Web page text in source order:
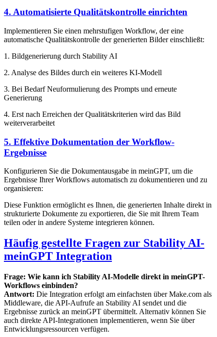
4. Automatisierte Qualitätskontrolle einrichten
Implementieren Sie einen mehrstufigen Workflow, der eine
automatische Qualitätskontrolle der generierten Bilder einschließt:
1. Bildgenerierung durch Stability AI
2. Analyse des Bildes durch ein weiteres KI-Modell
3. Bei Bedarf Neuformulierung des Prompts und erneute
Generierung
4. Erst nach Erreichen der Qualitätskriterien wird das Bild
weiterverarbeitet
5. Effektive Dokumentation der Workflow-
Ergebnisse
Konfigurieren Sie die Dokumentausgabe in meinGPT, um die
Ergebnisse Ihrer Workflows automatisch zu dokumentieren und zu
organisieren:
Diese Funktion ermöglicht es Ihnen, die generierten Inhalte direkt in
strukturierte Dokumente zu exportieren, die Sie mit Ihrem Team
teilen oder in andere Systeme integrieren können.
Häufig gestellte Fragen zur Stability AI-
meinGPT Integration
Frage: Wie kann ich Stability AI-Modelle direkt in meinGPT-
Workflows einbinden?
Antwort: Die Integration erfolgt am einfachsten über Make.com als
Middleware, die API-Aufrufe an Stability AI sendet und die
Ergebnisse zurück an meinGPT übermittelt. Alternativ können Sie
auch direkte API-Integrationen implementieren, wenn Sie über
Entwicklungsressourcen verfügen.